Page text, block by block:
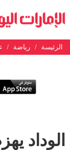
الرئيسة رياضة
الوداد